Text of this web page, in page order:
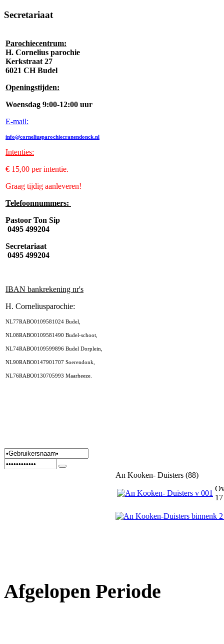
Secretariaat
Parochiecentrum:
H. Cornelius parochie
Kerkstraat 27
6021 CH Budel
Openingstijden:
Woensdag 9:00-12:00 uur
E-mail:
info@corneliusparochiecranendonck.nl
Intenties:
€ 15,00 per intentie.
Graag tijdig aanleveren!
Telefoonnummers:
Pastoor Ton Sip
0495 499204
Secretariaat
0495 499204
IBAN bankrekening nr's
H. Corneliusparochie:
NL77RABO0109581024 Budel,
NL08RABO0109581490 Budel-schoot,
NL74RABO0109599896 Budel Dorplein,
NL90RABO0147901707 Soerendonk,
NL76RABO0130705993 Maarheeze.
An Kooken- Duisters (88)
Afgelopen Periode